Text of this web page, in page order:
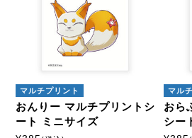
マルチプリント
おんりー マルチプリントシ
ート ミニサイズ
マル
おら
シー